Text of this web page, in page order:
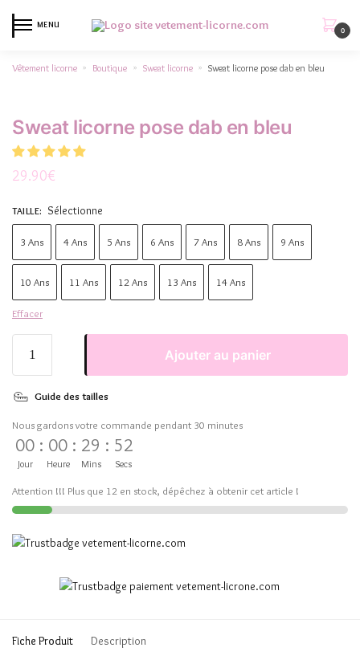
MENU
0
Vêtement licorne » Boutique » Sweat licorne » Sweat licorne pose dab en bleu
Sweat licorne pose dab en bleu
29.90€
TAILLE: Sélectionne
3 Ans 4 Ans 5 Ans 6 Ans 7 Ans 8 Ans 9 Ans
10 Ans 11 Ans 12 Ans 13 Ans 14 Ans
Effacer
Ajouter au panier
Guide des tailles
Nous gardons votre commande pendant 30 minutes
00
Jour
: 00
Heure
: 29
Mins
: 51
Secs
Attention !!! Plus que 12 en stock, dépêchez à obtenir cet article !
Fiche Produit Description